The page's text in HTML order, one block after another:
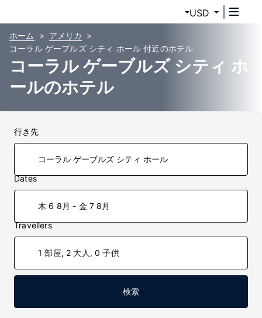
USD
ホーム
アメリカ
コーラル ゲーブルズ シティ ホール 付近のホテル
コーラル ゲーブルズ シティ ホ
ールのホテル
行き先
Dates
木 6 8月 - 金 7 8月
Travellers
1 部屋, 2 大人, 0 子供
検索